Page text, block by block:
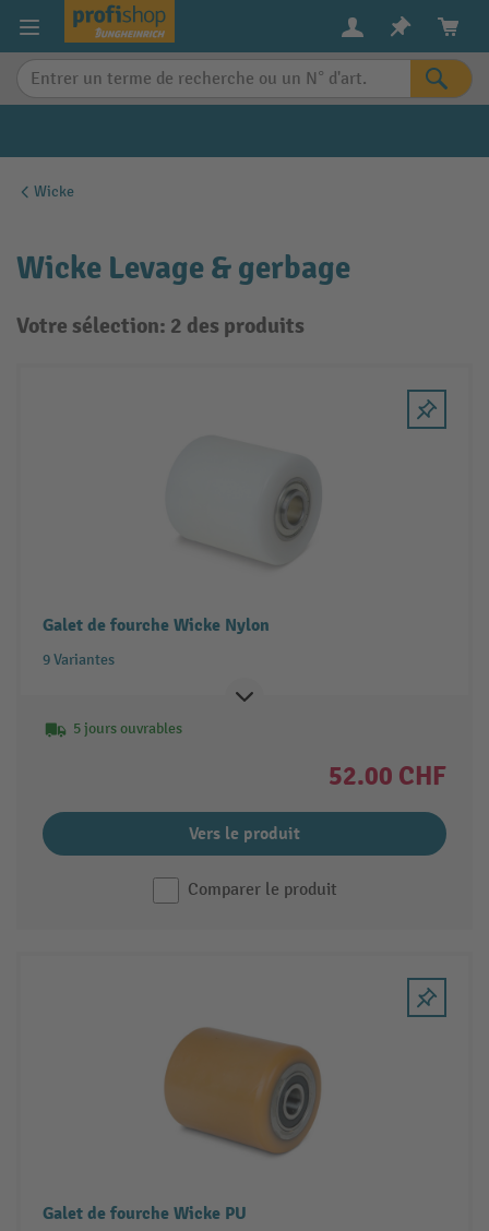
content
Wicke
Wicke Levage & gerbage
Votre sélection: 2 des produits
Galet de fourche Wicke Nylon
9 Variantes
5 jours ouvrables
52.00 CHF
Vers le produit
Comparer le produit
Galet de fourche Wicke PU